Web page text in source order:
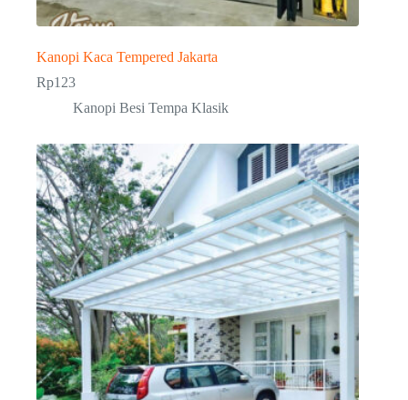
Kanopi Kaca Tempered Jakarta
Rp123
Kanopi Besi Tempa Klasik